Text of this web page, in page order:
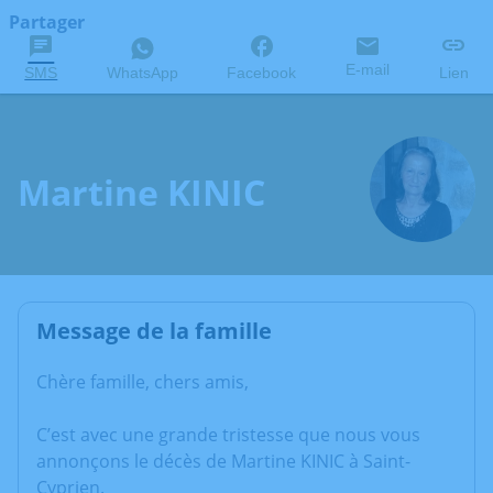
Partager
SMS WhatsApp Facebook E-mail Lien
Martine KINIC
Message de la famille
Chère famille, chers amis,
C’est avec une grande tristesse que nous vous
annonçons le décès de Martine KINIC à Saint-
Cyprien.